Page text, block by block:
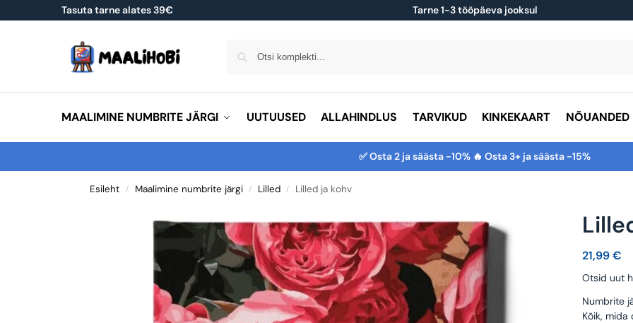
Tasuta tarne alates 39€ Tarne 1-3 tööpäeva jooksul
MAALIMINE NUMBRITE JÄRGI UUTUUSED ALLAHINDLUS TARVIKUD KINKEKAART NÕUANDED
✅ Osta 2 ja säästa -10% 🔥 Osta 3+ ja säästa -15%
Esileht / Maalimine numbrite järgi / Lilled / Lilled ja kohv
21,99€
Otsid uut
Numbrite
Kõik,